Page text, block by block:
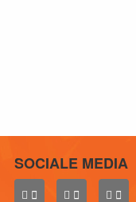
SOCIALE MEDIA